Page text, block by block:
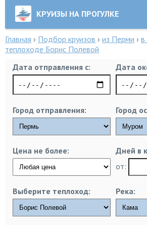
КРУИЗЫ НА ПРОГУЛКЕ
Главная › Подбор круизов › из Перми ›
теплоходе Борис Полевой
Дата отправления с:
Дата
Город отправления: Город
Цена не более:
Дней в
от:
Выберите теплоход: Река: